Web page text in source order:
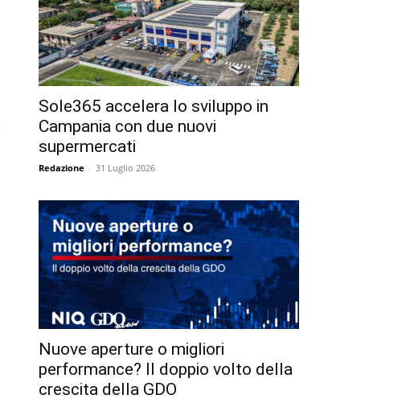
Sole365 accelera lo sviluppo in
Campania con due nuovi
supermercati
Redazione - 31 Luglio 2026
Nuove aperture o migliori
performance? Il doppio volto della
crescita della GDO